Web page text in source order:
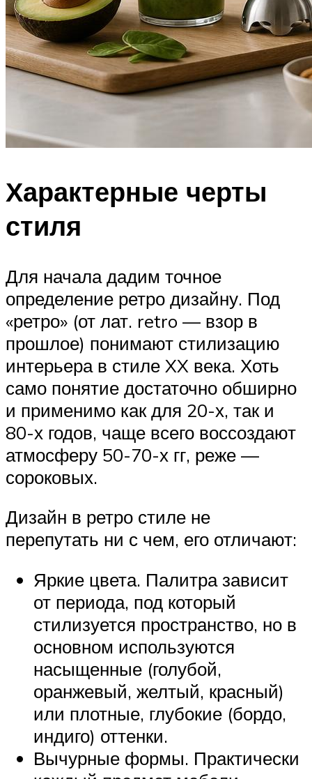
Характерные черты
стиля
Для начала дадим точное
определение ретро дизайну. Под
«ретро» (от лат. retro — взор в
прошлое) понимают стилизацию
интерьера в стиле XX века. Хоть
само понятие достаточно обширно
и применимо как для 20-х, так и
80-х годов, чаще всего воссоздают
атмосферу 50-70-х гг, реже —
сороковых.
Дизайн в ретро стиле не
перепутать ни с чем, его отличают:
Яркие цвета. Палитра зависит
от периода, под который
стилизуется пространство, но в
основном используются
насыщенные (голубой,
оранжевый, желтый, красный)
или плотные, глубокие (бордо,
индиго) оттенки.
Вычурные формы. Практически